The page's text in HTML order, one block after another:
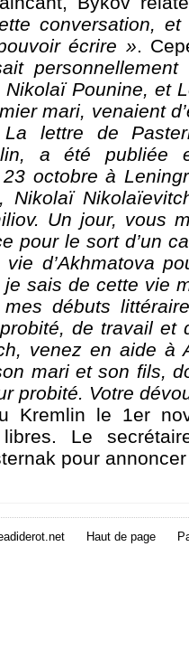
conversation,
écrire ».
Nikolaï Pounine, et
mari, venaient
lettre de
a été
octobre à
Nikolaï
Un jour, vous
pour le sort d’un
d’Akhmatova
sais de cette vie
débuts
de travail et
venez en aide à
mari et son fils,
probité. Votre
Kremlin le 1er
libres. Le
pour
Haut de page